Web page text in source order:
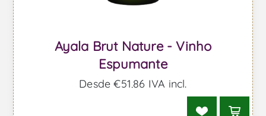
Ayala Brut Nature - Vinho
Espumante
Desde €51,86 IVA incl.